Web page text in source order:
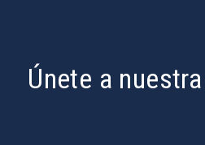
Únete a